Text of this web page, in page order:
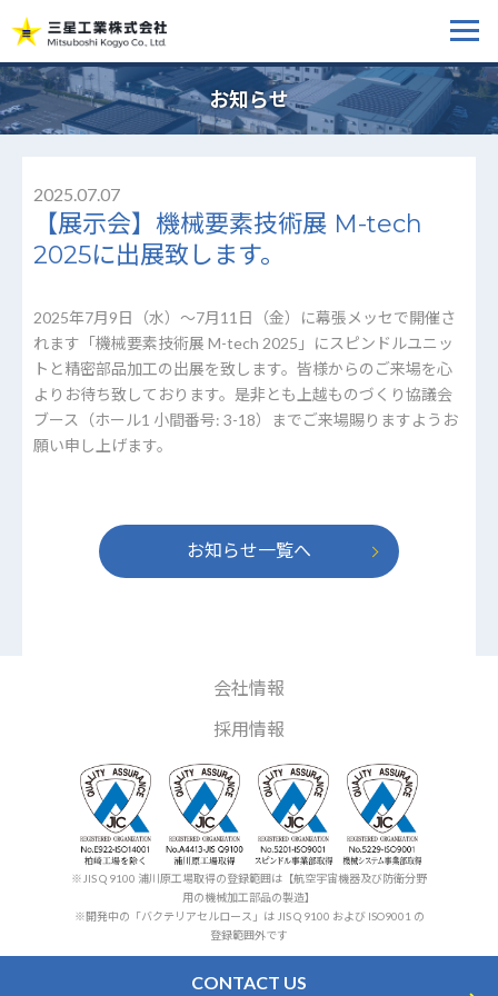
お知らせ
2025.07.07
【展示会】機械要素技術展 M-tech
2025に出展致します。
2025年7月9日（水）～7月11日（金）に幕張メッセで開催さ
れます「機械要素技術展 M-tech 2025」にスピンドルユニッ
トと精密部品加工の出展を致します。皆様からのご来場を心
よりお待ち致しております。是非とも上越ものづくり協議会
ブース（ホール1 小間番号: 3-18）までご来場賜りますようお
願い申し上げます。
お知らせ一覧へ
会社情報
採用情報
※JIS Q 9100 浦川原工場取得の登録範囲は【航空宇宙機器及び防衛分野
用の機械加工部品の製造】
※開発中の「バクテリアセルロース」は JIS Q 9100 および ISO9001 の
登録範囲外です
CONTACT US